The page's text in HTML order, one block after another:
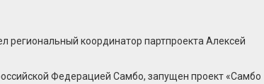
региональный координатор партпроекта Алексей
Федерацией Самбо, запущен проект «Самбо